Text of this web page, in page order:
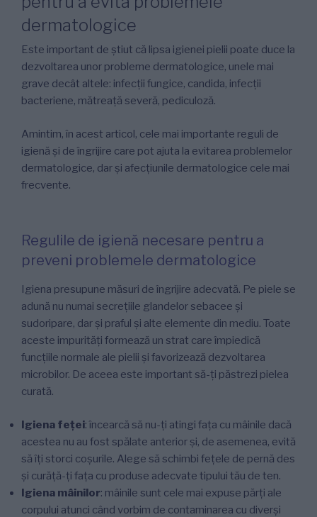
dermatologice
Este important de știut că lipsa igienei pielii poate duce la
dezvoltarea unor probleme dermatologice, unele mai
grave decât altele: infecții fungice, candida, infecții
bacteriene, mătreață severă, pediculoză.
Amintim, în acest articol, cele mai importante reguli de
igienă și de îngrijire care pot ajuta la evitarea problemelor
dermatologice, dar și afecțiunile dermatologice cele mai
frecvente.
Regulile de igienă necesare pentru a
preveni problemele dermatologice
Igiena presupune măsuri de îngrijire adecvată. Pe piele se
adună nu numai secrețiile glandelor sebacee și
sudoripare, dar și praful și alte elemente din mediu. Toate
aceste impurități formează un strat care împiedică
funcțiile normale ale pielii și favorizează dezvoltarea
microbilor. De aceea este important să-ți păstrezi pielea
curată.
Igiena feței: încearcă să nu-ți atingi fața cu mâinile dacă
acestea nu au fost spălate anterior și, de asemenea, evită
să îți storci coșurile. Alege să schimbi fețele de pernă des
și curăță-ți fața cu produse adecvate tipului tău de ten.
Igiena mâinilor: mâinile sunt cele mai expuse părți ale
corpului atunci când vorbim de contaminarea cu diverși